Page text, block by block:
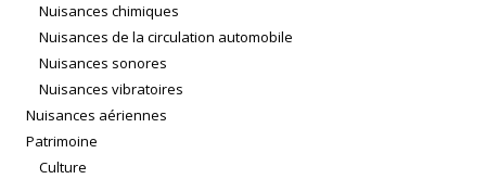
Nuisances chimiques
Nuisances de la circulation automobile
Nuisances sonores
Nuisances vibratoires
Nuisances aériennes
Patrimoine
Culture